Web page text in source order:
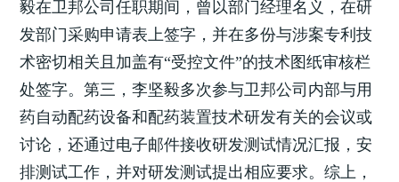
毅在卫邦公司任职期间，曾以部门经理名义，在研
发部门采购申请表上签字，并在多份与涉案专利技
术密切相关且加盖有“受控文件”的技术图纸审核栏
处签字。第三，李坚毅多次参与卫邦公司内部与用
药自动配药设备和配药装置技术研发有关的会议或
讨论，还通过电子邮件接收研发测试情况汇报，安
排测试工作，并对研发测试提出相应要求。综上，